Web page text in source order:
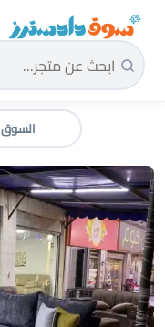
سوق دادسترز الرئيسية
السوق